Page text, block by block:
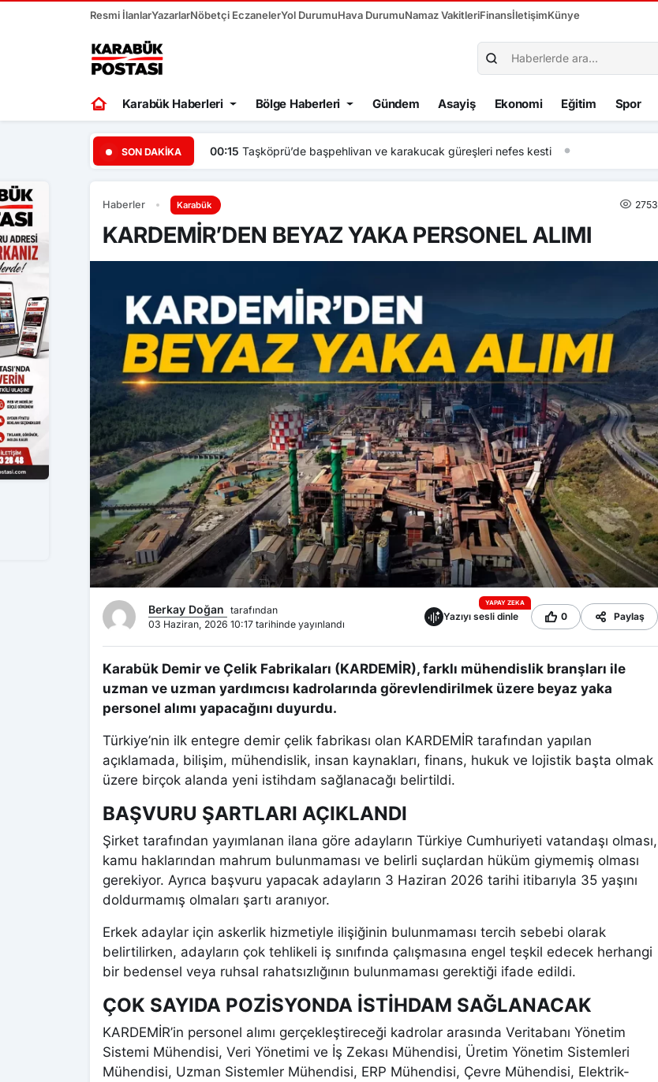
Resmi İlanlarYazarlarNöbetçi EczanelerYol DurumuHava DurumuNamaz VakitleriFinansİletişimKünye
Karabük Haberleri Bölge Haberleri Gündem Asayiş Ekonomi Eğitim Spor
SON DAKIKA 20:45 Bolu’da yavru kediyi önce öpüp sonra boğan otizmli çocuk serbest bırakıldı
Haberler Karabük 2753
KARDEMİR’DEN BEYAZ YAKA PERSONEL ALIMI
Berkay Doğan tarafından
03 Haziran, 2026 10:17 tarihinde yayınlandı
YAPAY ZEKA
Yazıyı sesli dinle 0 Paylaş
Karabük Demir ve Çelik Fabrikaları (KARDEMİR), farklı mühendislik branşları ile
uzman ve uzman yardımcısı kadrolarında görevlendirilmek üzere beyaz yaka
personel alımı yapacağını duyurdu.
Türkiye’nin ilk entegre demir çelik fabrikası olan KARDEMİR tarafından yapılan
açıklamada, bilişim, mühendislik, insan kaynakları, finans, hukuk ve lojistik başta olmak
üzere birçok alanda yeni istihdam sağlanacağı belirtildi.
BAŞVURU ŞARTLARI AÇIKLANDI
Şirket tarafından yayımlanan ilana göre adayların Türkiye Cumhuriyeti vatandaşı olması,
kamu haklarından mahrum bulunmaması ve belirli suçlardan hüküm giymemiş olması
gerekiyor. Ayrıca başvuru yapacak adayların 3 Haziran 2026 tarihi itibarıyla 35 yaşını
doldurmamış olmaları şartı aranıyor.
Erkek adaylar için askerlik hizmetiyle ilişiğinin bulunmaması tercih sebebi olarak
belirtilirken, adayların çok tehlikeli iş sınıfında çalışmasına engel teşkil edecek herhangi
bir bedensel veya ruhsal rahatsızlığının bulunmaması gerektiği ifade edildi.
ÇOK SAYIDA POZİSYONDA İSTİHDAM SAĞLANACAK
KARDEMİR’in personel alımı gerçekleştireceği kadrolar arasında Veritabanı Yönetim
Sistemi Mühendisi, Veri Yönetimi ve İş Zekası Mühendisi, Üretim Yönetim Sistemleri
Mühendisi, Uzman Sistemler Mühendisi, ERP Mühendisi, Çevre Mühendisi, Elektrik-